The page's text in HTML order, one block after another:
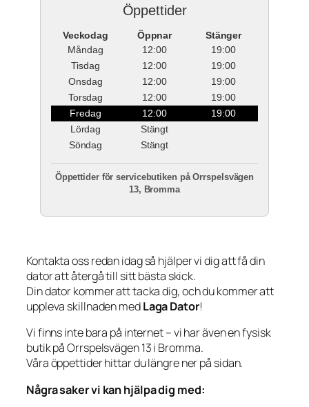
Öppettider
Veckodag Öppnar
Stänger
Måndag
12:00
19:00
Tisdag
12:00
19:00
Onsdag
12:00
19:00
Torsdag
12:00
19:00
Fredag
12:00
19:00
Lördag
Stängt
Söndag
Stängt
Öppettider för servicebutiken på Orrspelsvägen
13, Bromma
Kontakta oss redan idag så hjälper vi dig att få din
dator att återgå till sitt bästa skick.
Din dator kommer att tacka dig, och du kommer att
uppleva skillnaden medLaga Dator!
Vi finns inte bara på internet – vi har även en fysisk
butik på Orrspelsvägen 13 i Bromma.
Våra öppettider hittar du längre ner på sidan.
Några saker vi kan hjälpa dig med: